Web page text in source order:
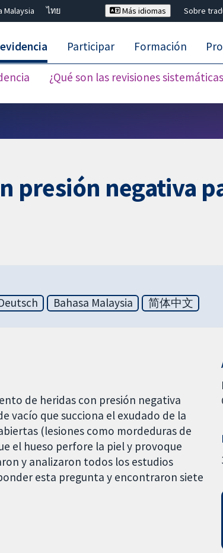
Malaysia
ไทย
Más idiomas Sobre
¿Qué son las revisiones
Participar Formación
presión negativa
Bahasa Malaysia 简体中文
de heridas con presión negativa
vacío que succiona el exudado de la
(lesiones como mordeduras de
el hueso perfore la piel y provoque
y analizaron todos los estudios
esta pregunta y encontraron siete